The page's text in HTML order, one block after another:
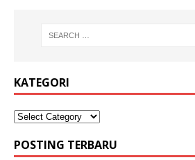
KATEGORI
POSTING TERBARU